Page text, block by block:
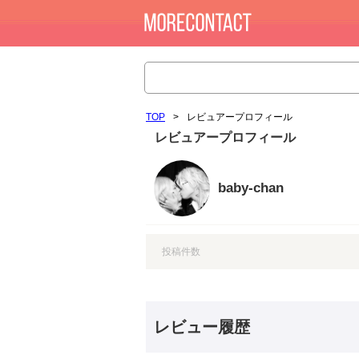
TOP > レビュアープロフィール
レビュアープロフィール
baby-chan
投稿件数
レビュー履歴